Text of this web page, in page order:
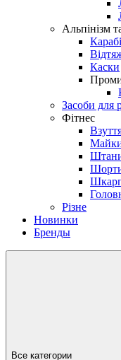
Альпінізм
Каски
Засоби для
Фітнес
Майки
Різне
Новинки
Бренды
Все категории